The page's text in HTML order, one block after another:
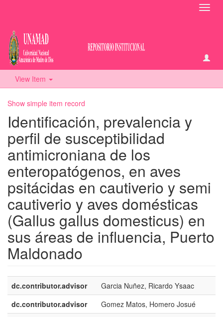
View Item
Show simple item record
Identificación, prevalencia y
perfil de susceptibilidad
antimicroniana de los
enteropatógenos, en aves
psitácidas en cautiverio y semi
cautiverio y aves domésticas
(Gallus gallus domesticus) en
sus áreas de influencia, Puerto
Maldonado
dc.contributor.advisor
Garcia Nuñez, Ricardo Ysaac
dc.contributor.advisor
Gomez Matos, Homero Josué